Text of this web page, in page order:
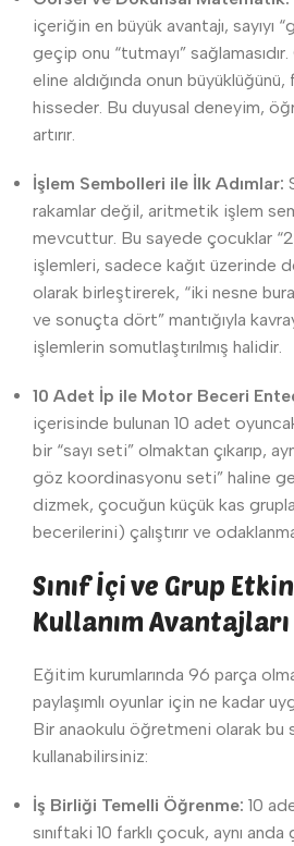
içeriğin en büyük avantajı, sayıyı
geçip onu “tutmayı” sağlamasıdır.
eline aldığında onun
hisseder. Bu duyusal deneyim,
artırır.
İşlem Sembolleri ile İlk Adımlar:
rakamlar değil, aritmetik işlem
mevcuttur. Bu sayede çocuklar
işlemleri, sadece kağıt üzerinde
olarak birleştirerek, “iki nesne
ve sonuçta dört” mantığıyla
işlemlerin somutlaştırılmış halidir.
10 Adet İp ile Motor Beceri
içerisinde bulunan 10 adet
bir “sayı seti” olmaktan çıkarıp,
göz koordinasyonu seti” haline
dizmek, çocuğun küçük kas
becerilerini) çalıştırır ve
Sınıf İçi ve Grup
Kullanım Avantajları
Eğitim kurumlarında 96 parça
paylaşımlı oyunlar için ne kadar
Bir anaokulu öğretmeni olarak bu
kullanabilirsiniz:
İş Birliği Temelli Öğrenme: 10
sınıftaki 10 farklı çocuk, aynı